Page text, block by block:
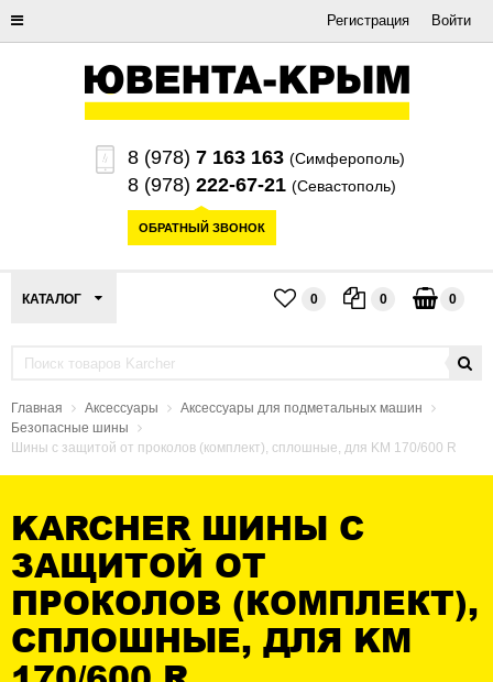
Регистрация Войти
8 (978) 7 163 163 (Симферополь)
8 (978) 222-67-21 (Севастополь)
ОБРАТНЫЙ ЗВОНОК
КАТАЛОГ 0 0 0
Главная Аксессуары
Аксессуары для подметальных машин
Безопасные шины
Шины с защитой от проколов (комплект), сплошные, для KM 170/600 R
KARCHER ШИНЫ С
ЗАЩИТОЙ ОТ
ПРОКОЛОВ (КОМПЛЕКТ),
СПЛОШНЫЕ, ДЛЯ KM